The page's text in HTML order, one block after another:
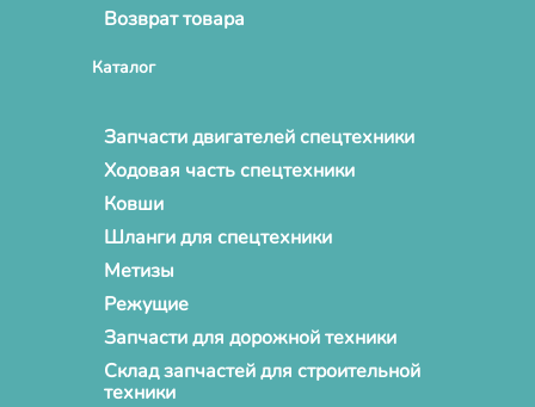
Возврат товара
Каталог
Запчасти двигателей спецтехники
Ходовая часть спецтехники
Ковши
Шланги для спецтехники
Метизы
Режущие
Запчасти для дорожной техники
Склад запчастей для строительной
техники